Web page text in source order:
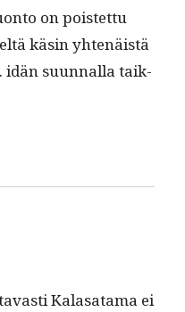
on pois­tet­tu
käsin yht­enäistä
idän suun­nal­la taik­
Kalasa­ta­ma ei